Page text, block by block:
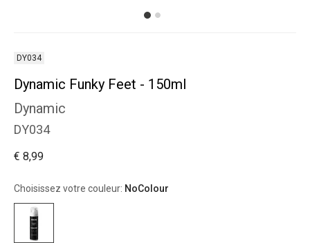
DY034
Dynamic Funky Feet - 150ml
Dynamic
DY034
€ 8,99
Choisissez votre couleur: NoColour